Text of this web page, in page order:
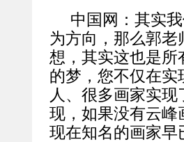
中国网：其实
为方向，那么郭
想，其实这也是所
的梦，您不仅在
人、很多画家实
现，如果没有云峰
现在知名的画家早